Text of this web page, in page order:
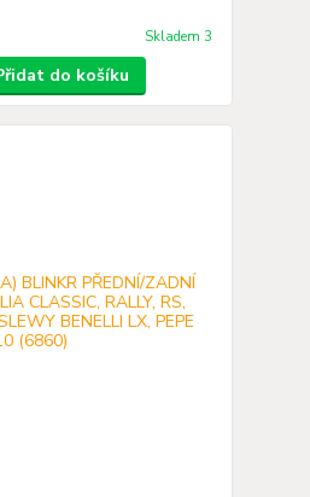
Skladem 3
do košíku